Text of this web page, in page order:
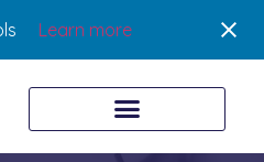
Learn more